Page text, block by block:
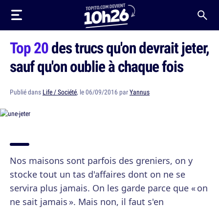
Top 20des trucs qu'on devrait jeter,
sauf qu'on oublie à chaque fois
Publié dans Life / Société, le 06/09/2016 parYannus
Nos maisons sont parfois des greniers, on y
stocke tout un tas d'affaires dont on ne se
servira plus jamais. On les garde parce que « on
ne sait jamais ». Mais non, il faut s'en